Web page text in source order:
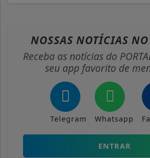
NOSSAS NOTÍCIAS NO
Receba as notícias do
seu app favorito de
Telegram Whatsapp
ENTRAR